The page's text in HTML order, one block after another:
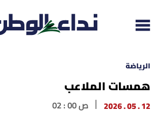
إقرأ الجريدة
الرياضة
همسات الملاعب
12 . 05 . 2026 02 : 00 ص